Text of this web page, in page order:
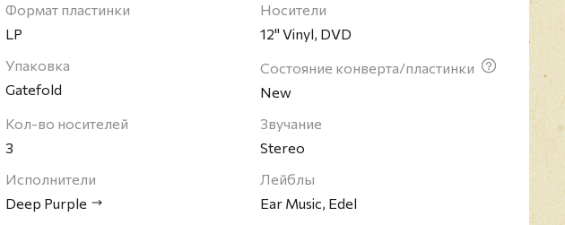
барабанщик Иэн Пейс) считаются инструменталистами-виртуозами. В
мире продано более 100 миллионов копий их альбомов. В 2016 году
группа была введена в Зал славы рок-н-ролла.
Формат пластинки
LP
Носители
12" Vinyl, DVD
Упаковка
Gatefold
Состояние конверта/пластинки
New
Кол-во носителей
3
Звучание
Stereo
Исполнители
Deep Purple
Лейблы
Ear Music, Edel